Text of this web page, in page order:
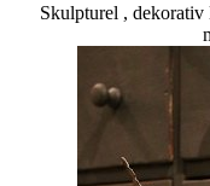
Skulpturel , dekorativ